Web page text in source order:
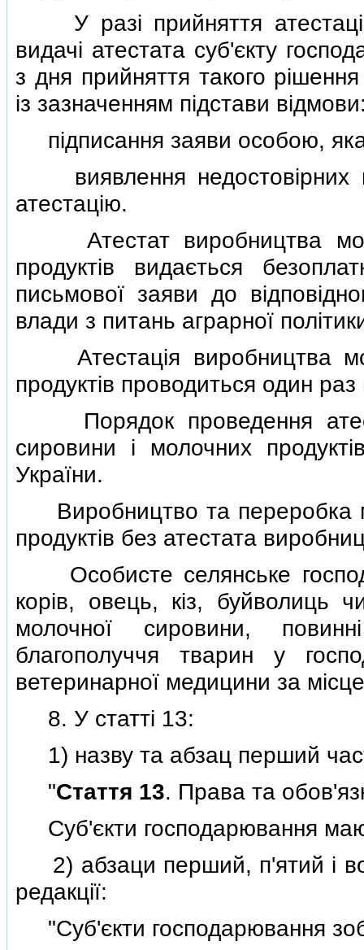
У разi прийняття
видачi атестата суб'єкту
з дня прийняття такого
iз зазначенням пiдстави
пiдписання заяви особою,
виявлення недостовiрних
атестацiю.
Атестат виробництва
продуктiв видається
письмової заяви до
влади з питань аграрної
Атестацiя виробництва
продуктiв проводиться один
Порядок проведення
сировини i молочних
України.
Виробництво та переробка
продуктiв без атестата
Особисте селянське
корiв, овець, кiз, буйволиць
молочної сировини,
благополуччя тварин у
ветеринарної медицини за
8. У статтi 13:
1) назву та абзац перший
"Стаття 13. Права та
Суб'єкти господарювання
2) абзаци перший, п'ятий i
редакцiї:
"Суб'єкти господарювання